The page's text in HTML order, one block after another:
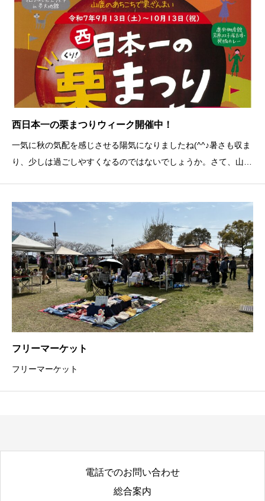
西日本一の栗まつりウィーク開催中！
一気に秋の気配を感じさせる陽気になりましたね(^^♪暑さも収ま
り、少しは過ごしやすくなるのではないでしょうか。さて、山鹿
販売しています&#x1f330;また、栗まつ
フリーマーケット
フリーマーケット
電話でのお問い合わせ
総合案内